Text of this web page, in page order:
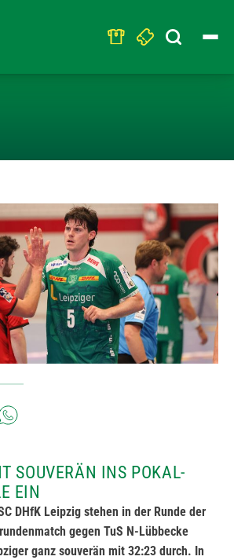
Search
for:
SOUVERÄN INS POKAL-
EIN
DHfK Leipzig stehen in der Runde der
gegen TuS N-Lübbecke
ganz souverän mit 32:23 durch. In